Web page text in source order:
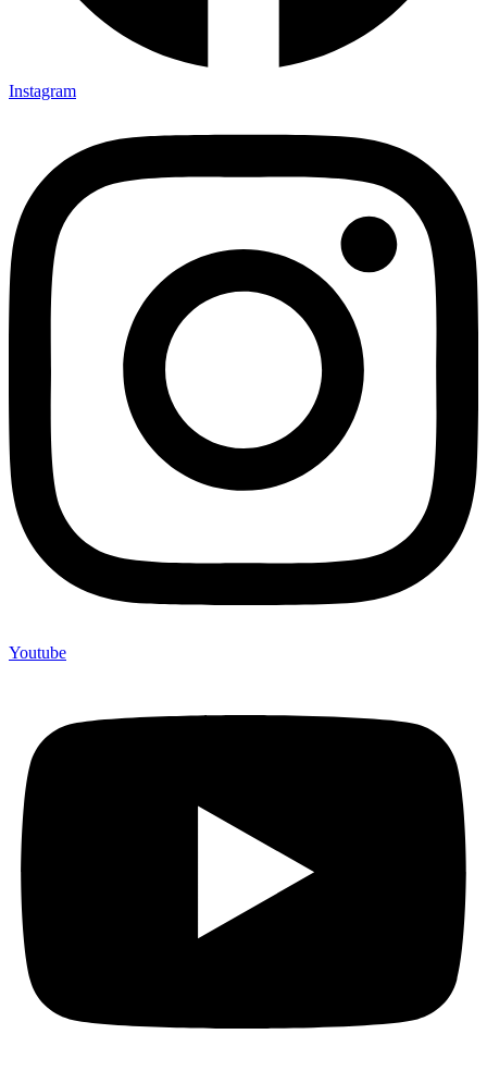
Instagram
Youtube